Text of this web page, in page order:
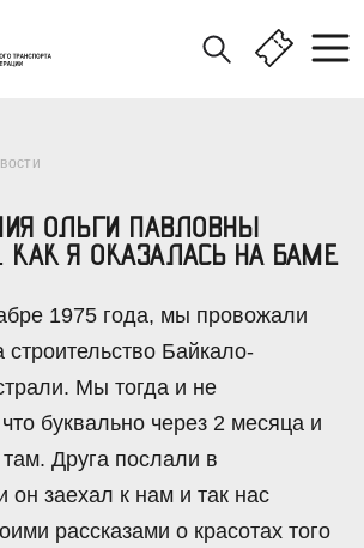
ОЛЬГИ ПАВЛОВНЫ
Я ОКАЗАЛАСЬ НА БАМЕ
1975 года, мы провожали
строительство Байкало-
Мы тогда и не
буквально через 2 месяца и
Друга послали в
он заехал к нам и так нас
рассказами о красотах того